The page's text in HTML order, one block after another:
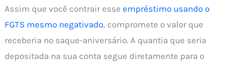
Assim que você contrair esseempréstimo usando o
FGTS mesmo negativado, compromete o valor que
receberia no saque-aniversário. A quantia que seria
depositada na sua conta segue diretamente para o